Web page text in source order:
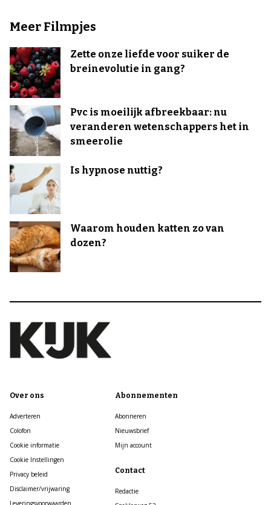
Meer Filmpjes
Zette onze liefde voor suiker de
breinevolutie in gang?
Pvc is moeilijk afbreekbaar: nu
veranderen wetenschappers het in
smeerolie
Is hypnose nuttig?
Waarom houden katten zo van
dozen?
Over ons
Adverteren
Colofon
Cookie informatie
Cookie Instellingen
Privacy beleid
Disclaimer/vrijwaring
Leveringsvoorwaarden
Abonnementen
Abonneren
Nieuwsbrief
Mijn account
Contact
Redactie